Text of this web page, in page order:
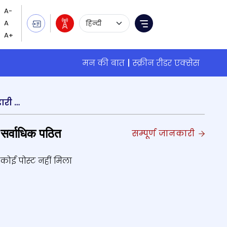
Language Selection
Menu
मन की बात स्क्रीन रीडर एक्सेस
काठमांडू के भृकुटीमंडप में आयोजित 10वें अंतर्राष्ट्रीय व्यापार मेले का उद्घाटन नेपाल के वाणिज्य मंत्री दामोदर भंडारी ने किया
सर्वाधिक पठित सम्पूर्ण जानकारी
कोई पोस्ट नहीं मिला